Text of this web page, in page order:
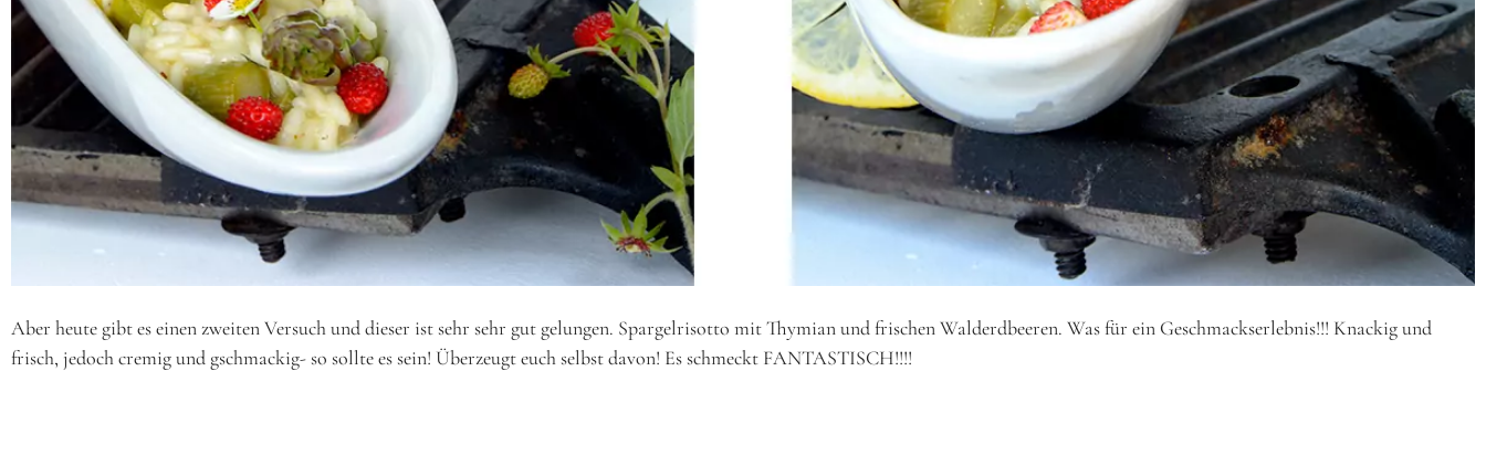
Aber heute gibt es einen zweiten Versuch und dieser ist sehr sehr gut gelungen. Spargelrisotto mit Thymian und frischen Walderdbeeren. Was für ein Geschmackserlebnis!!! Knackig und
frisch, jedoch cremig und gschmackig- so sollte es sein! Überzeugt euch selbst davon! Es schmeckt FANTASTISCH!!!!